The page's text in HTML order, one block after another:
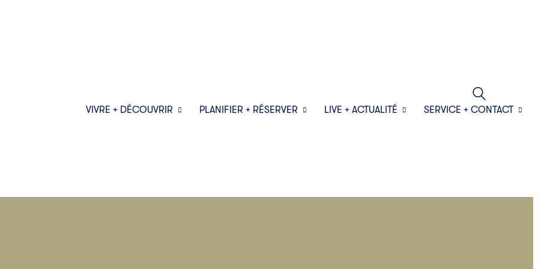
VIVRE + DÉCOUVRIR PLANIFIER + RÉSERVER LIVE + ACTUALITÉ SERVICE + CONTACT